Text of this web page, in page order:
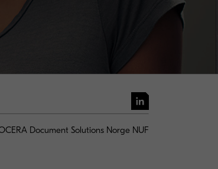
Document Solutions Norge NUF